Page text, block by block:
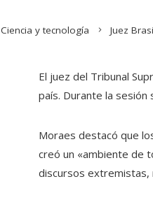
Ciencia y tecnología Juez
El juez del Tribunal
país. Durante la
Moraes destacó que
creó un «ambiente de
discursos extremistas,